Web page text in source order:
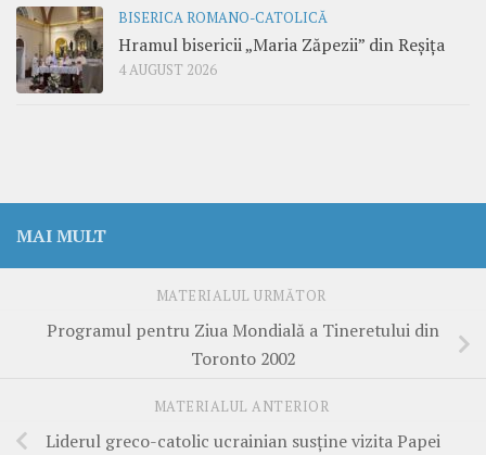
BISERICA ROMANO-CATOLICĂ
Hramul bisericii „Maria Zăpezii” din Reșița
4 AUGUST 2026
MAI MULT
MATERIALUL URMĂTOR
Programul pentru Ziua Mondială a Tineretului din
Toronto 2002
MATERIALUL ANTERIOR
Liderul greco-catolic ucrainian susţine vizita Papei